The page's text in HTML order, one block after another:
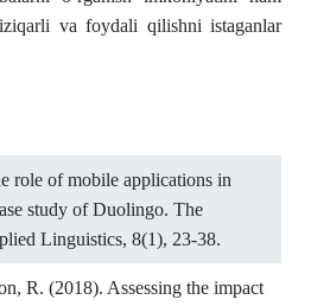
va foydali qilishni istaganlar
role of mobile applications in
study of Duolingo. The
Linguistics, 8(1), 23-38.
R. (2018). Assessing the impact